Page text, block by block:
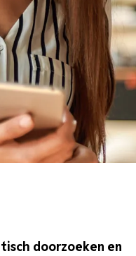
doorzoeken en